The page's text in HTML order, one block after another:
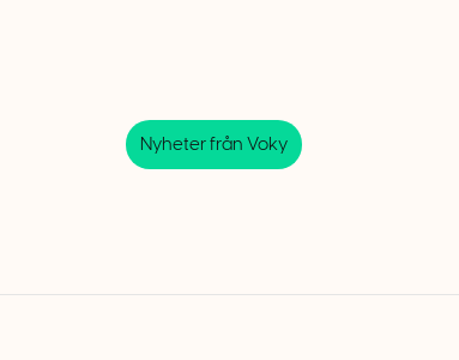
Nyheter från Voky